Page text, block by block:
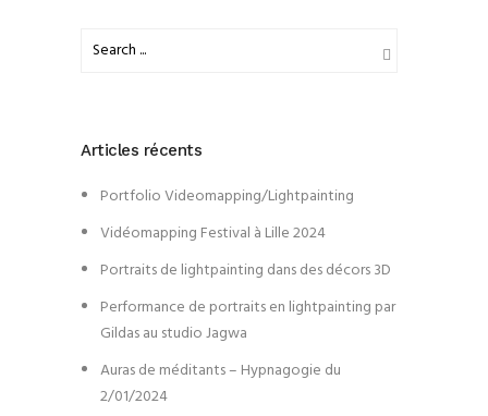
Articles récents
Portfolio Videomapping/Lightpainting
Vidéomapping Festival à Lille 2024
Portraits de lightpainting dans des décors 3D
Performance de portraits en lightpainting par
Gildas au studio Jagwa
Auras de méditants – Hypnagogie du
2/01/2024